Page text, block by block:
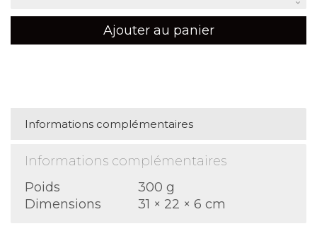
Edition
Ajouter au panier
Informations complémentaires
Informations complémentaires
Poids
300 g
Dimensions
31 × 22 × 6 cm